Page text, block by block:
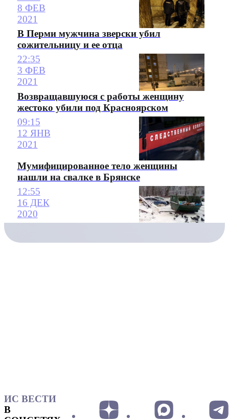
8 ФЕВ
2021
В Перми мужчина зверски убил
сожительницу и ее отца
22:35
3 ФЕВ
2021
Возвращавшуюся с работы женщину
жестоко убили под Красноярском
09:15
12 ЯНВ
2021
Мумифицированное тело женщины
нашли на свалке в Брянске
12:55
16 ДЕК
2020
ИС ВЕСТИ
В